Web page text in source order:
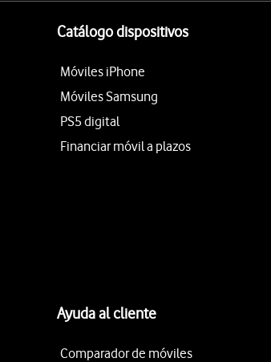
Catálogo dispositivos
Móviles iPhone
Móviles Samsung
PS5 digital
Financiar móvil a plazos
Ayuda al cliente
Comparador de móviles